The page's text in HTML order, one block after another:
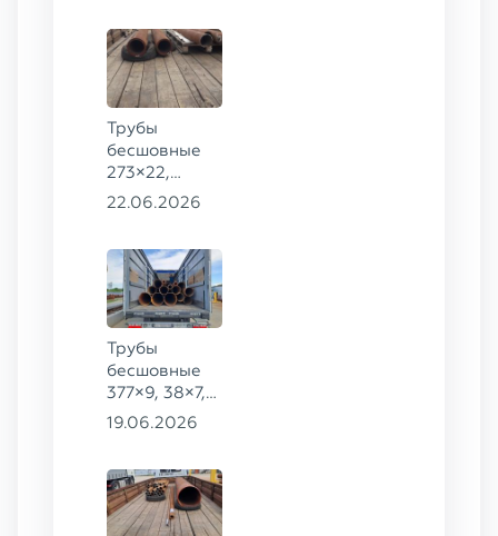
Трубы
бесшовные
273×22,
245×26,
22.06.2026
Трубы
бесшовные
377×9, 38×7,
38×8, 28×3,5,
133×12,
127×28,
203×20,
19.06.2026